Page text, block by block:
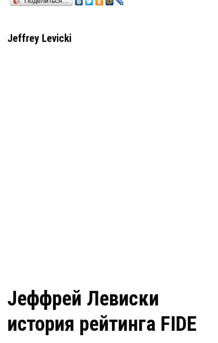
Jeffrey Levicki
Jеффрей Левиcки
история рейтинга FIDE